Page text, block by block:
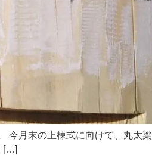
今月末の上棟式に向けて、丸太
[…]